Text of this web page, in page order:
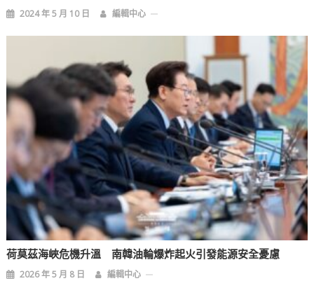
2024 年 5 月 10 日 編輯中心
荷莫茲海峽危機升溫 南韓油輪爆炸起火引發能源安全憂慮
2026 年 5 月 8 日 編輯中心